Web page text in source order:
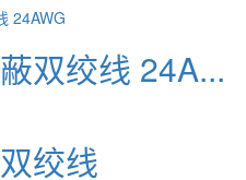
双绞线 24A...
绞线